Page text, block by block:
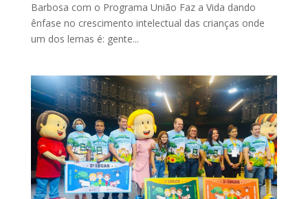
Barbosa com o Programa União Faz a Vida dando
ênfase no crescimento intelectual das crianças onde
um dos lemas é: gente...